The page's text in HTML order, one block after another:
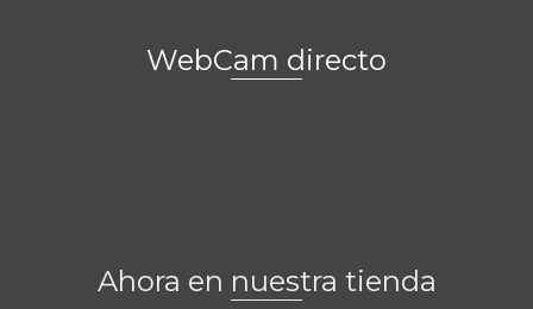
WebCam directo
Ahora en nuestra tienda